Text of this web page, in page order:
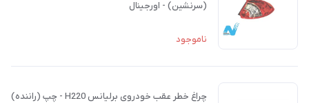
(سرنشین) - اورجینال
ناموجود
چراغ خطر عقب خودروی برلیانس H220 - چپ (راننده)